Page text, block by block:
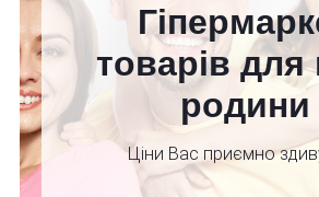
товарів для
родини
Ціни Вас приємно